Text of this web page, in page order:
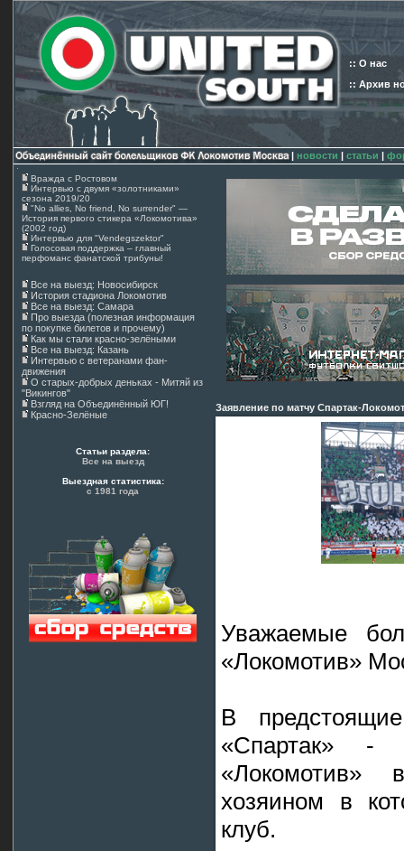
:: О нас
:: Архив
| новости | статьи |
Вражда с Ростовом
Интервью с двумя «золотниками»
сезона 2019/20
"No allies, No friend, No surrender" —
История первого стикера «Локомотива»
(2002 год)
Интервью для "Vendegszektor"
Голосовая поддержка – главный
перфоманс фанатской трибуны!
Все на выезд: Новосибирск
История стадиона Локомотив
Все на выезд: Самара
Про выезда (полезная информация
по покупке билетов и прочему)
Как мы стали красно-зелёными
Все на выезд: Казань
Интервью с ветеранами фан-
движения
О старых-добрых деньках - Митяй из
"Викингов"
Взгляд на Объединённый ЮГ!
Красно-Зелёные
Статьи раздела:
Все на выезд
Выездная статистика:
с 1981 года
Заявление по матчу Спартак-
Уважаемые
«Локомотив»
В
«Спартак» -
«Локомотив»
хозяином в
клуб.